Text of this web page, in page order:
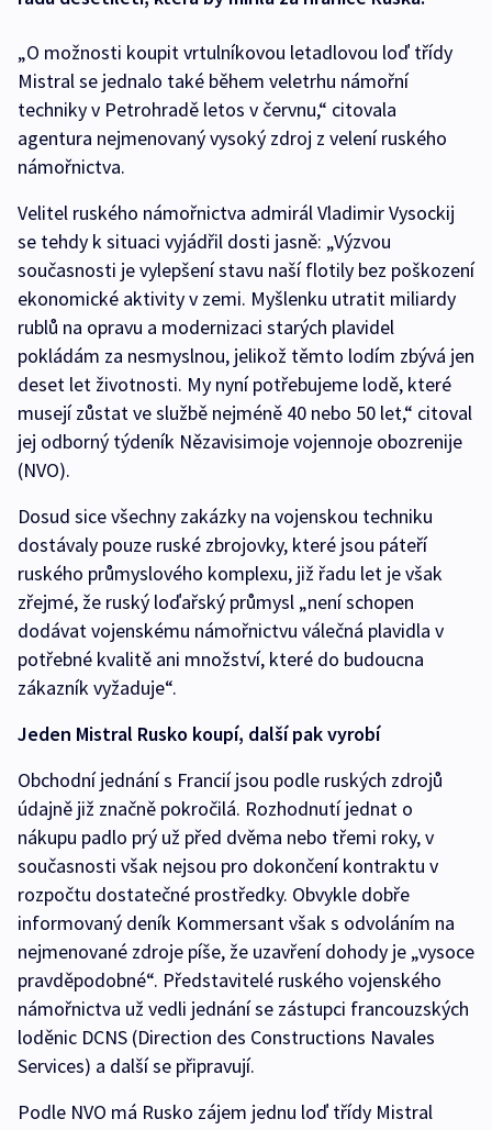
„O možnosti koupit vrtulníkovou letadlovou loď třídy
Mistral se jednalo také během veletrhu námořní
techniky v Petrohradě letos v červnu,“ citovala
agentura nejmenovaný vysoký zdroj z velení ruského
námořnictva.
Velitel ruského námořnictva admirál Vladimir Vysockij
se tehdy k situaci vyjádřil dosti jasně: „Výzvou
současnosti je vylepšení stavu naší flotily bez poškození
ekonomické aktivity v zemi. Myšlenku utratit miliardy
rublů na opravu a modernizaci starých plavidel
pokládám za nesmyslnou, jelikož těmto lodím zbývá jen
deset let životnosti. My nyní potřebujeme lodě, které
musejí zůstat ve službě nejméně 40 nebo 50 let,“ citoval
jej odborný týdeník Nězavisimoje vojennoje obozrenije
(NVO).
Dosud sice všechny zakázky na vojenskou techniku
dostávaly pouze ruské zbrojovky, které jsou páteří
ruského průmyslového komplexu, již řadu let je však
zřejmé, že ruský loďařský průmysl „není schopen
dodávat vojenskému námořnictvu válečná plavidla v
potřebné kvalitě ani množství, které do budoucna
zákazník vyžaduje“.
Jeden Mistral Rusko koupí, další pak vyrobí
Obchodní jednání s Francií jsou podle ruských zdrojů
údajně již značně pokročilá. Rozhodnutí jednat o
nákupu padlo prý už před dvěma nebo třemi roky, v
současnosti však nejsou pro dokončení kontraktu v
rozpočtu dostatečné prostředky. Obvykle dobře
informovaný deník Kommersant však s odvoláním na
nejmenované zdroje píše, že uzavření dohody je „vysoce
pravděpodobné“. Představitelé ruského vojenského
námořnictva už vedli jednání se zástupci francouzských
loděnic DCNS (Direction des Constructions Navales
Services) a další se připravují.
Podle NVO má Rusko zájem jednu loď třídy Mistral